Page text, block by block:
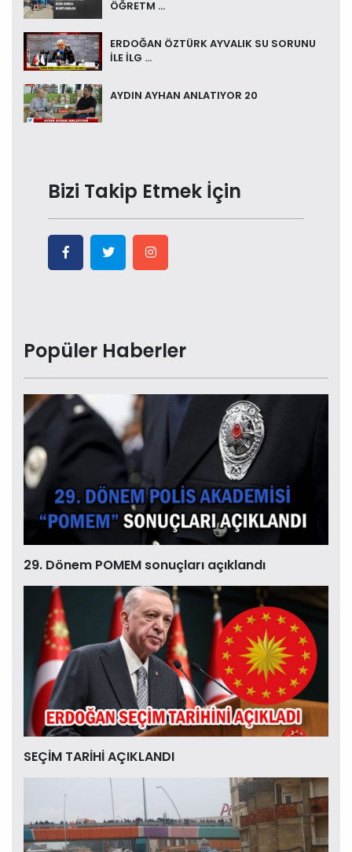
ÖĞRETM ...
ERDOĞAN ÖZTÜRK AYVALIK SU SORUNU
İLE İLG ...
AYDIN AYHAN ANLATIYOR 20
Bizi Takip Etmek İçin
Popüler Haberler
29. Dönem POMEM sonuçları açıklandı
SEÇİM TARİHİ AÇIKLANDI